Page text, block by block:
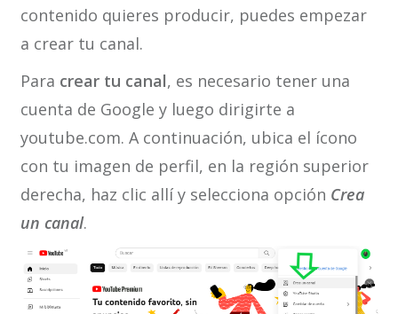
contenido quieres producir, puedes empezar
a crear tu canal.
Para crear tu canal, es necesario tener una
cuenta de Google y luego dirigirte a
youtube.com. A continuación, ubica el ícono
con tu imagen de perfil, en la región superior
derecha, haz clic allí y selecciona opción Crea
un canal.